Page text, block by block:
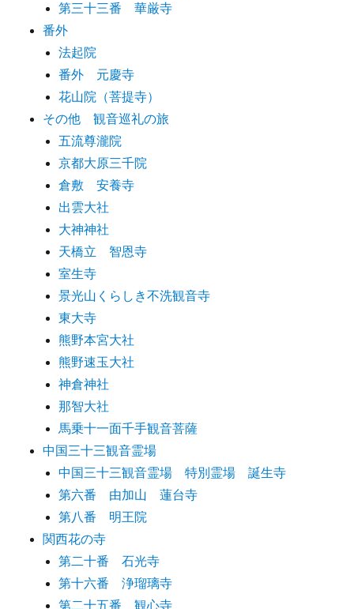
第三十三番 華厳寺
番外
法起院
番外 元慶寺
花山院（菩提寺）
その他 観音巡礼の旅
五流尊瀧院
京都大原三千院
倉敷 安養寺
出雲大社
大神神社
天橋立 智恩寺
室生寺
景光山くらしき不洗観音寺
東大寺
熊野本宮大社
熊野速玉大社
神倉神社
那智大社
馬乗十一面千手観音菩薩
中国三十三観音霊場
中国三十三観音霊場 特別霊場 誕生寺
第六番 由加山 蓮台寺
第八番 明王院
関西花の寺
第二十番 石光寺
第十六番 浄瑠璃寺
第二十五番 観心寺